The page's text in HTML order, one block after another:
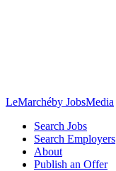
LeMarchéby JobsMedia
Search Jobs
Search Employers
About
Publish an Offer